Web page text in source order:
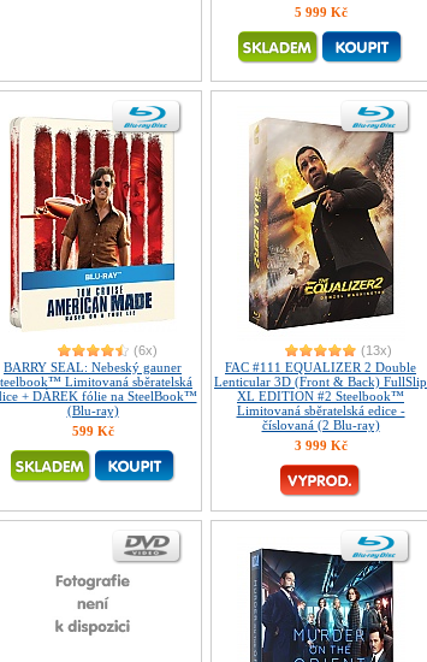
5 999 Kč
(6x)
BARRY SEAL: Nebeský gauner
Limitovaná sběratelská
+ DÁREK fólie na SteelBook™
(Blu-ray)
599 Kč
(13x)
FAC #111 EQUALIZER 2 Double
Lenticular 3D (Front & Back) FullSlip
XL EDITION #2 Steelbook™
Limitovaná sběratelská edice -
číslovaná (2 Blu-ray)
3 999 Kč